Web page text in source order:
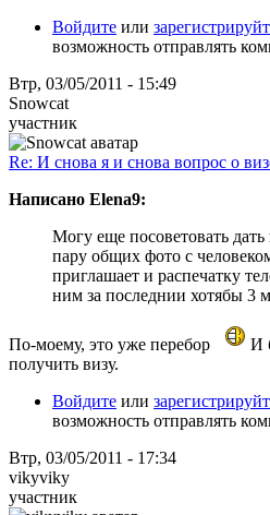
Войдите или
возможность отправлять
Втр, 03/05/2011 - 15:49
Snowcat
участник
Re: И снова я и снова вопрос о
Написано Elena9:
Могу еще посоветовать
пару общих фото с
приглашает и распечатку
ним за последнии хотябы 3
По-моему, это уже перебор
И
получить визу.
Войдите или
возможность отправлять
Втр, 03/05/2011 - 17:34
vikyviky
участник